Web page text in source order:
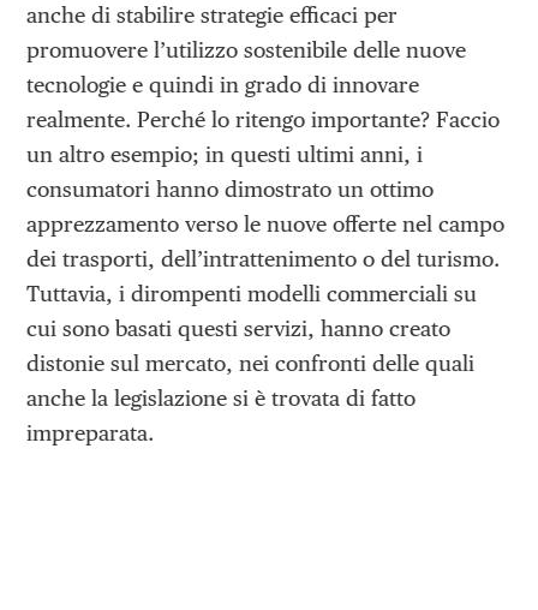
anche di stabilire strategie efficaci per
promuovere l’utilizzo sostenibile delle nuove
tecnologie e quindi in grado di innovare
realmente. Perché lo ritengo importante? Faccio
un altro esempio; in questi ultimi anni, i
consumatori hanno dimostrato un ottimo
apprezzamento verso le nuove offerte nel campo
dei trasporti, dell’intrattenimento o del turismo.
Tuttavia, i dirompenti modelli commerciali su
cui sono basati questi servizi, hanno creato
distonie sul mercato, nei confronti delle quali
anche la legislazione si è trovata di fatto
impreparata.